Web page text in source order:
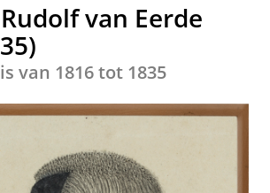
van Eerde
van 1816 tot 1835